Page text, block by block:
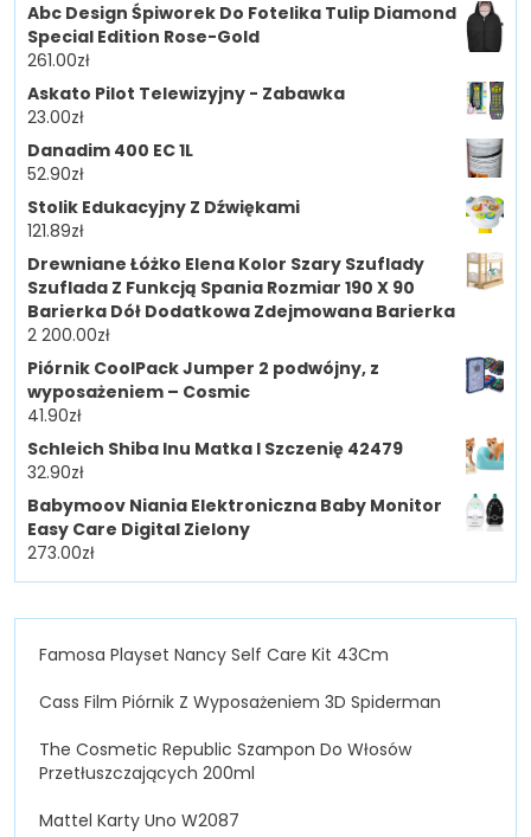
Abc Design Śpiworek Do Fotelika Tulip Diamond
Special Edition Rose-Gold
261.00zł
Askato Pilot Telewizyjny - Zabawka
23.00zł
Danadim 400 EC 1L
52.90zł
Stolik Edukacyjny Z Dźwiękami
121.89zł
Drewniane Łóżko Elena Kolor Szary Szuflady
Szuflada Z Funkcją Spania Rozmiar 190 X 90
Barierka Dół Dodatkowa Zdejmowana Barierka
2 200.00zł
Piórnik CoolPack Jumper 2 podwójny, z
wyposażeniem – Cosmic
41.90zł
Schleich Shiba Inu Matka I Szczenię 42479
32.90zł
Babymoov Niania Elektroniczna Baby Monitor
Easy Care Digital Zielony
273.00zł
Famosa Playset Nancy Self Care Kit 43Cm
Cass Film Piórnik Z Wyposażeniem 3D Spiderman
The Cosmetic Republic Szampon Do Włosów
Przetłuszczających 200ml
Mattel Karty Uno W2087